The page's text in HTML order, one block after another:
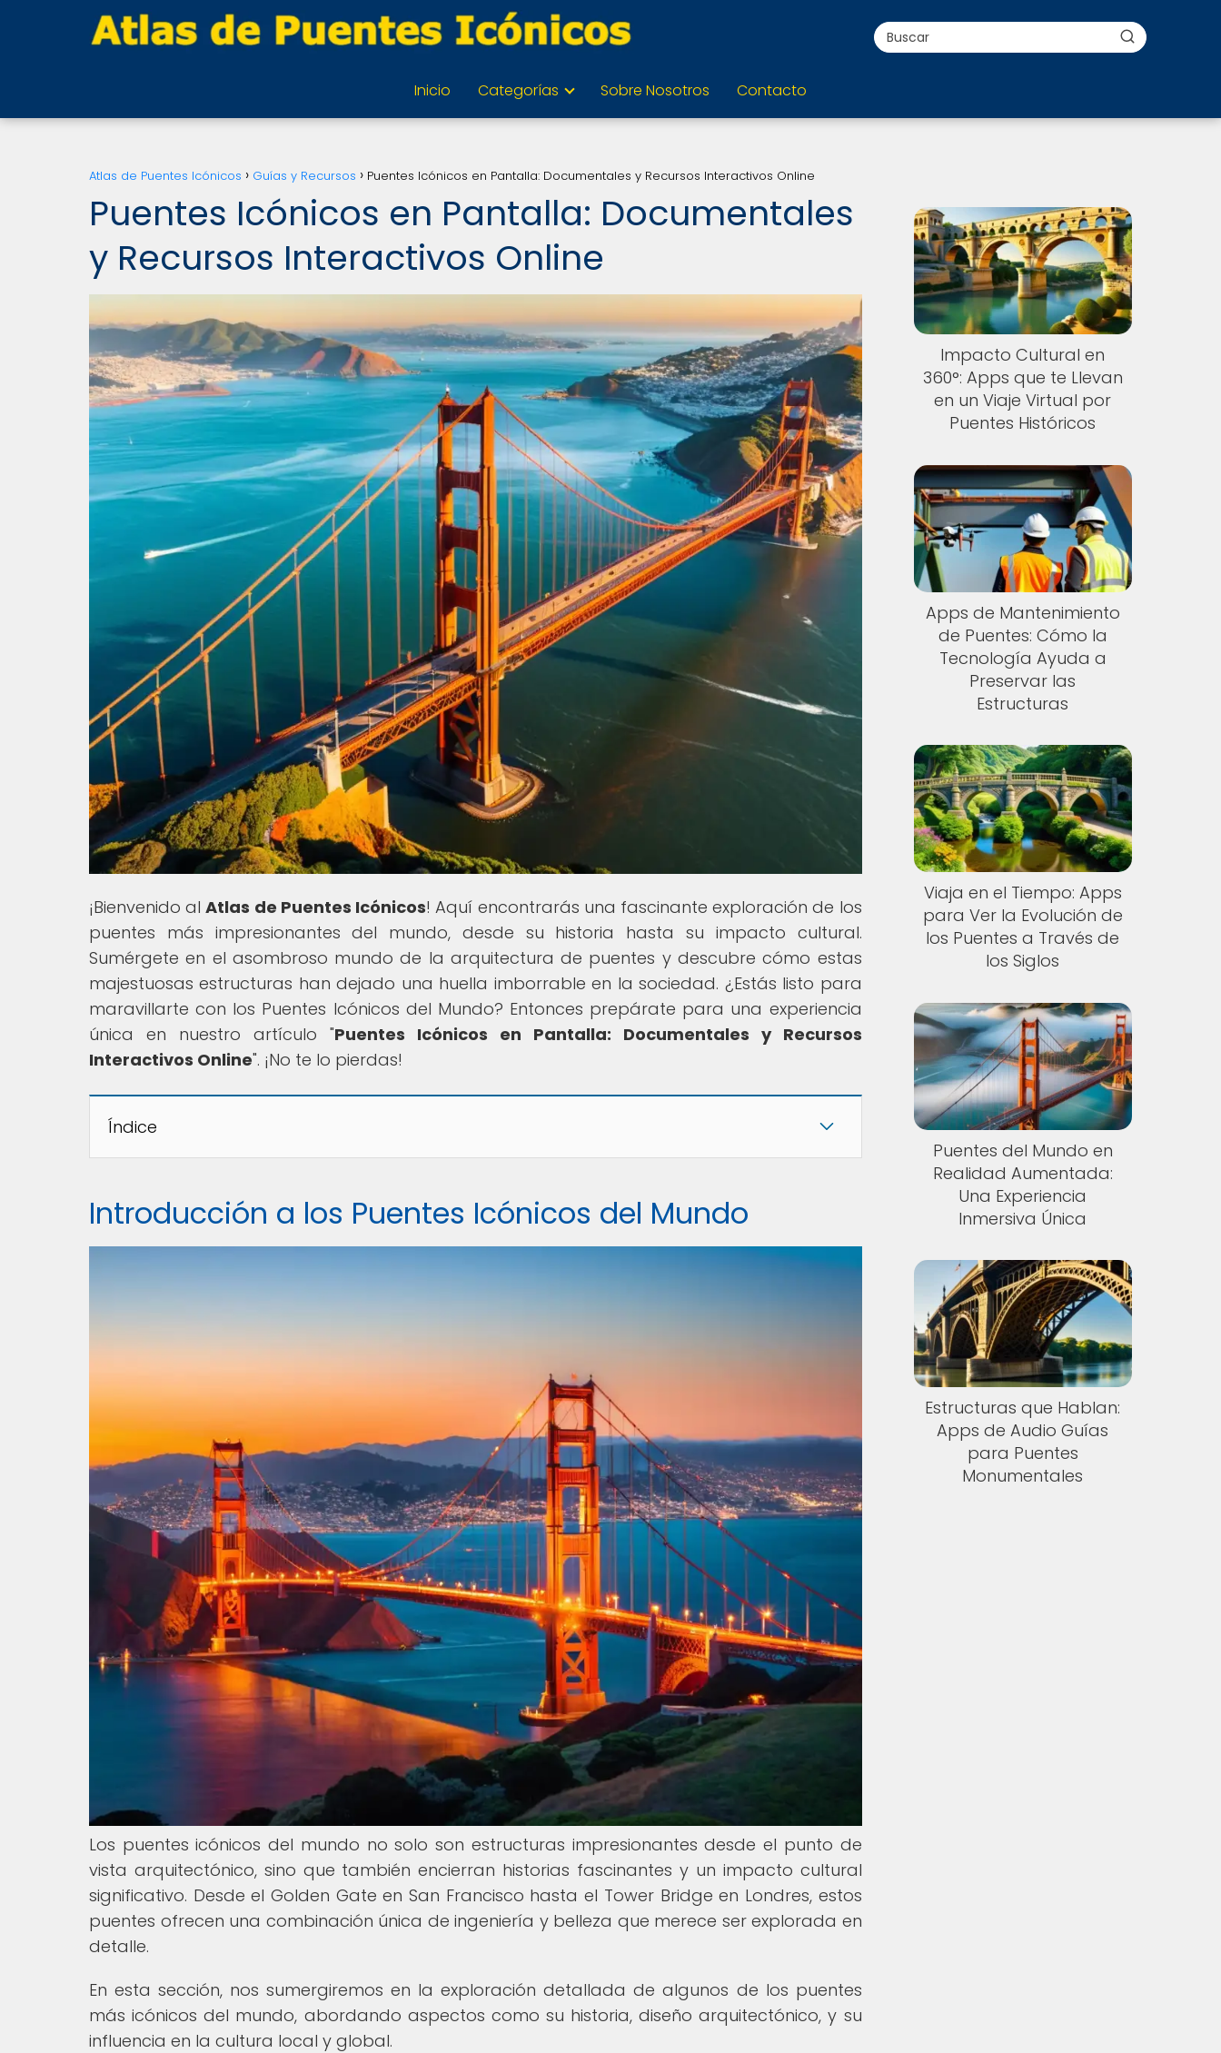
Inicio Categorías Sobre Nosotros Contacto
Atlas de Puentes Icónicos Guías y Recursos Puentes Icónicos en Pantalla: Documentales y Recursos Interactivos Online
Puentes Icónicos en Pantalla: Documentales
y Recursos Interactivos Online
¡Bienvenido alAtlas de Puentes Icónicos! Aquí encontrarás una fascinante exploración de los
puentes más impresionantes del mundo, desde su historia hasta su impacto cultural.
Sumérgete en el asombroso mundo de la arquitectura de puentes y descubre cómo estas
majestuosas estructuras han dejado una huella imborrable en la sociedad. ¿Estás listo para
maravillarte con los Puentes Icónicos del Mundo? Entonces prepárate para una experiencia
única en nuestro artículo "Puentes Icónicos en Pantalla: Documentales y Recursos
Interactivos Online". ¡No te lo pierdas!
Índice
Introducción a los Puentes Icónicos del Mundo
Los puentes icónicos del mundo no solo son estructuras impresionantes desde el punto de
vista arquitectónico, sino que también encierran historias fascinantes y un impacto cultural
significativo. Desde el Golden Gate en San Francisco hasta el Tower Bridge en Londres, estos
puentes ofrecen una combinación única de ingeniería y belleza que merece ser explorada en
detalle.
En esta sección, nos sumergiremos en la exploración detallada de algunos de los puentes
más icónicos del mundo, abordando aspectos como su historia, diseño arquitectónico, y su
influencia en la cultura local y global.
Impacto Cultural en
360°: Apps que te Llevan
en un Viaje Virtual por
Puentes Históricos
Apps de Mantenimiento
de Puentes: Cómo la
Tecnología Ayuda a
Preservar las
Estructuras
Viaja en el Tiempo: Apps
para Ver la Evolución de
los Puentes a Través de
los Siglos
Puentes del Mundo en
Realidad Aumentada:
Una Experiencia
Inmersiva Única
Estructuras que Hablan:
Apps de Audio Guías
para Puentes
Monumentales